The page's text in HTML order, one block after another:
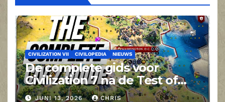
CIVILIZATION VII CIVILOPEDIA NIEUWS
De complete gids voor
Civilization 7 na de Test of
Time-update
JUNI 13, 2026 CHRIS